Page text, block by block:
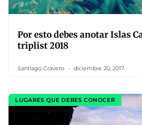
Por esto debes anotar Islas
triplist 2018
Santiago Cravero diciembre 20, 2017
LUGARES QUE DEBES CONOCER